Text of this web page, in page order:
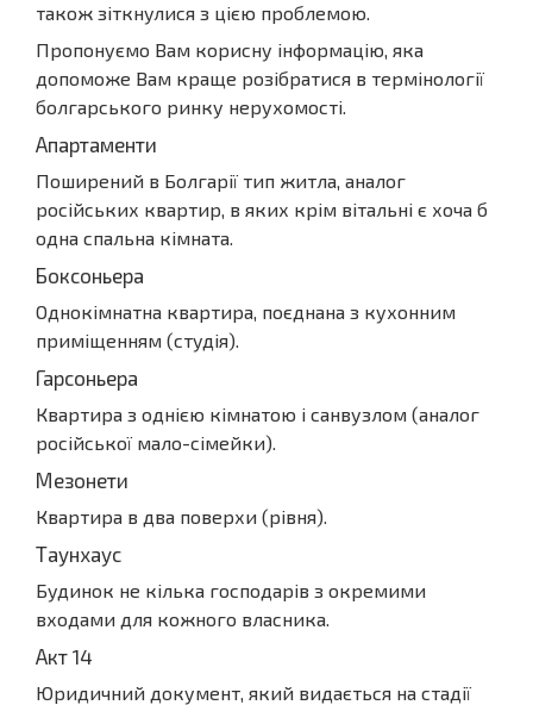
також зіткнулися з цією проблемою.
Пропонуємо Вам корисну інформацію, яка
допоможе Вам краще розібратися в термінології
болгарського ринку нерухомості.
Апартаменти
Поширений в Болгарії тип житла, аналог
російських квартир, в яких крім вітальні є хоча б
одна спальна кімната.
Боксоньера
Однокімнатна квартира, поєднана з кухонним
приміщенням (студія).
Гарсоньера
Квартира з однією кімнатою і санвузлом (аналог
російської мало-сімейки).
Мезонети
Квартира в два поверхи (рівня).
Таунхаус
Будинок не кілька господарів з окремими
входами для кожного власника.
Акт 14
Юридичний документ, який видається на стадії